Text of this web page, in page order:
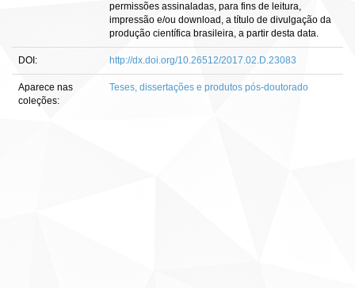
permissões assinaladas, para fins de leitura,
impressão e/ou download, a título de divulgação da
produção científica brasileira, a partir desta data.
DOI: http://dx.doi.org/10.26512/2017.02.D.23083
Aparece nas
coleções:
Teses, dissertações e produtos pós-doutorado